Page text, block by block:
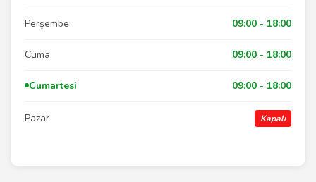
Perşembe 09:00 - 18:00
Cuma 09:00 - 18:00
Cumartesi 09:00 - 18:00
Pazar Kapalı